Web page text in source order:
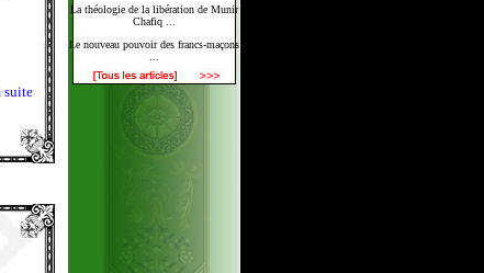
La théologie de la libération de Munir
Chafiq ...
Le nouveau pouvoir des francs-maçons
suite